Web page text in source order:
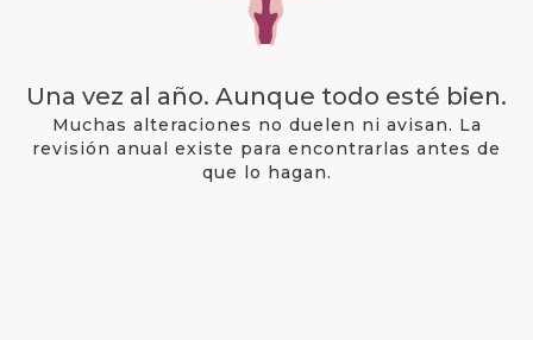
Una vez al año. Aunque todo esté bien.
Muchas alteraciones no duelen ni avisan. La
revisión anual existe para encontrarlas antes de
que lo hagan.